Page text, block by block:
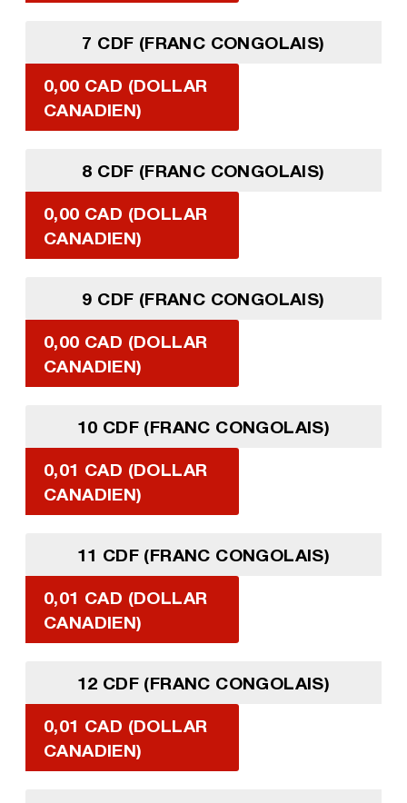
7 CDF (FRANC CONGOLAIS)
0,00 CAD (DOLLAR
CANADIEN)
8 CDF (FRANC CONGOLAIS)
0,00 CAD (DOLLAR
CANADIEN)
9 CDF (FRANC CONGOLAIS)
0,00 CAD (DOLLAR
CANADIEN)
10 CDF (FRANC CONGOLAIS)
0,01 CAD (DOLLAR
CANADIEN)
11 CDF (FRANC CONGOLAIS)
0,01 CAD (DOLLAR
CANADIEN)
12 CDF (FRANC CONGOLAIS)
0,01 CAD (DOLLAR
CANADIEN)